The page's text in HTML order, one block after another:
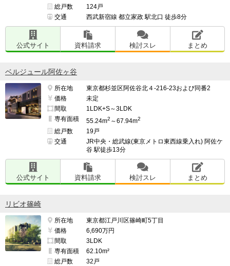
総戸数
124戸
交通
西武新宿線 都立家政 駅北口 徒歩8分
公式サイト 資料請求 検討スレ まとめ
ベルジュール阿佐ヶ谷
所在地
東京都杉並区阿佐谷北４-216-23および同番2
価格
未定
間取
1LDK+S～3LDK
専有面積
55.24m2 ～67.94m2
総戸数
19戸
交通
JR中央・総武線(東京メトロ東西線乗入れ) 阿佐ケ
谷 駅徒歩13分
公式サイト 資料請求 検討スレ まとめ
リビオ篠崎
所在地
東京都江戸川区篠崎町5丁目
価格
6,690万円
間取
3LDK
専有面積
62.10m²
総戸数
32戸